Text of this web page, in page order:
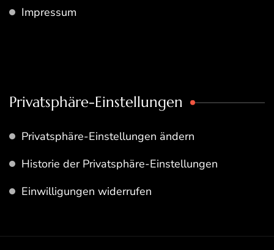
Impressum
Privatsphäre-Einstellungen
Privatsphäre-Einstellungen ändern
Historie der Privatsphäre-Einstellungen
Einwilligungen widerrufen